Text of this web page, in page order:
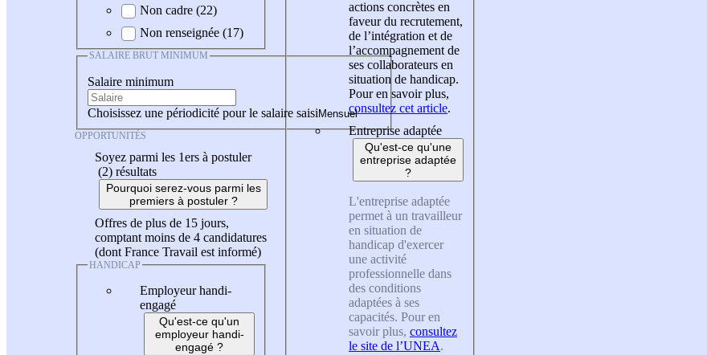
Non cadre (22)
Non renseignée (17)
SALAIRE BRUT MINIMUM
Salaire minimum
Choisissez une périodicité pour le salaire saisi
OPPORTUNITÉS
Soyez parmi les 1ers à postuler
(2) résultats
Pourquoi serez-vous parmi les
premiers à postuler ?
Offres de plus de 15 jours,
comptant moins de 4 candidatures
(dont France Travail est informé)
HANDICAP
Employeur handi-
engagé
Qu'est-ce qu'un
employeur handi-
engagé ?
actions concrètes en
faveur du recrutement,
de l’intégration et de
l’accompagnement de
ses collaborateurs en
situation de handicap.
Pour en savoir plus,
consultez cet article.
Entreprise adaptée
Qu'est-ce qu'une
entreprise adaptée
?
L'entreprise adaptée
permet à un travailleur
en situation de
handicap d'exercer
une activité
professionnelle dans
des conditions
adaptées à ses
capacités. Pour en
savoir plus, consultez
le site de l’UNEA.